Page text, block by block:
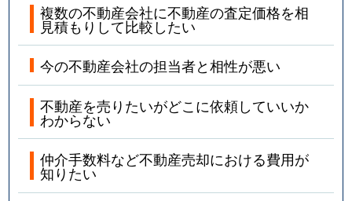
複数の不動産会社に不動産の査定価格を相
見積もりして比較したい
今の不動産会社の担当者と相性が悪い
不動産を売りたいがどこに依頼していいか
わからない
仲介手数料など不動産売却における費用が
知りたい